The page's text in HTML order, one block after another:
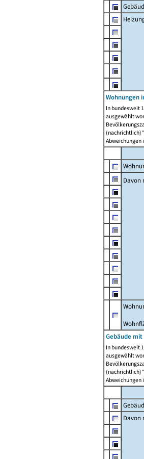
Wohnungen
In bundesweit
ausgewählt
Abweichungen
Davon
Gebäude
In bundesweit
ausgewählt
Abweichungen
Davon